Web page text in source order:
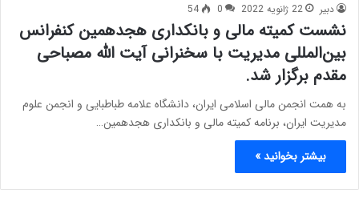
دبیر 22 ژانویه 2022 0
54
نشست کمیته مالی و بانکداری هجدهمین کنفرانس
بین‌المللی مدیریت با سخنرانی آیت الله مصباحی
مقدم برگزار شد.
به همت انجمن مالی اسلامی ایران، دانشگاه علامه طباطبایی و انجمن علوم
مدیریت ایران، برنامه کمیته مالی و بانکداری هجدهمین…
بیشتر بخوانید »